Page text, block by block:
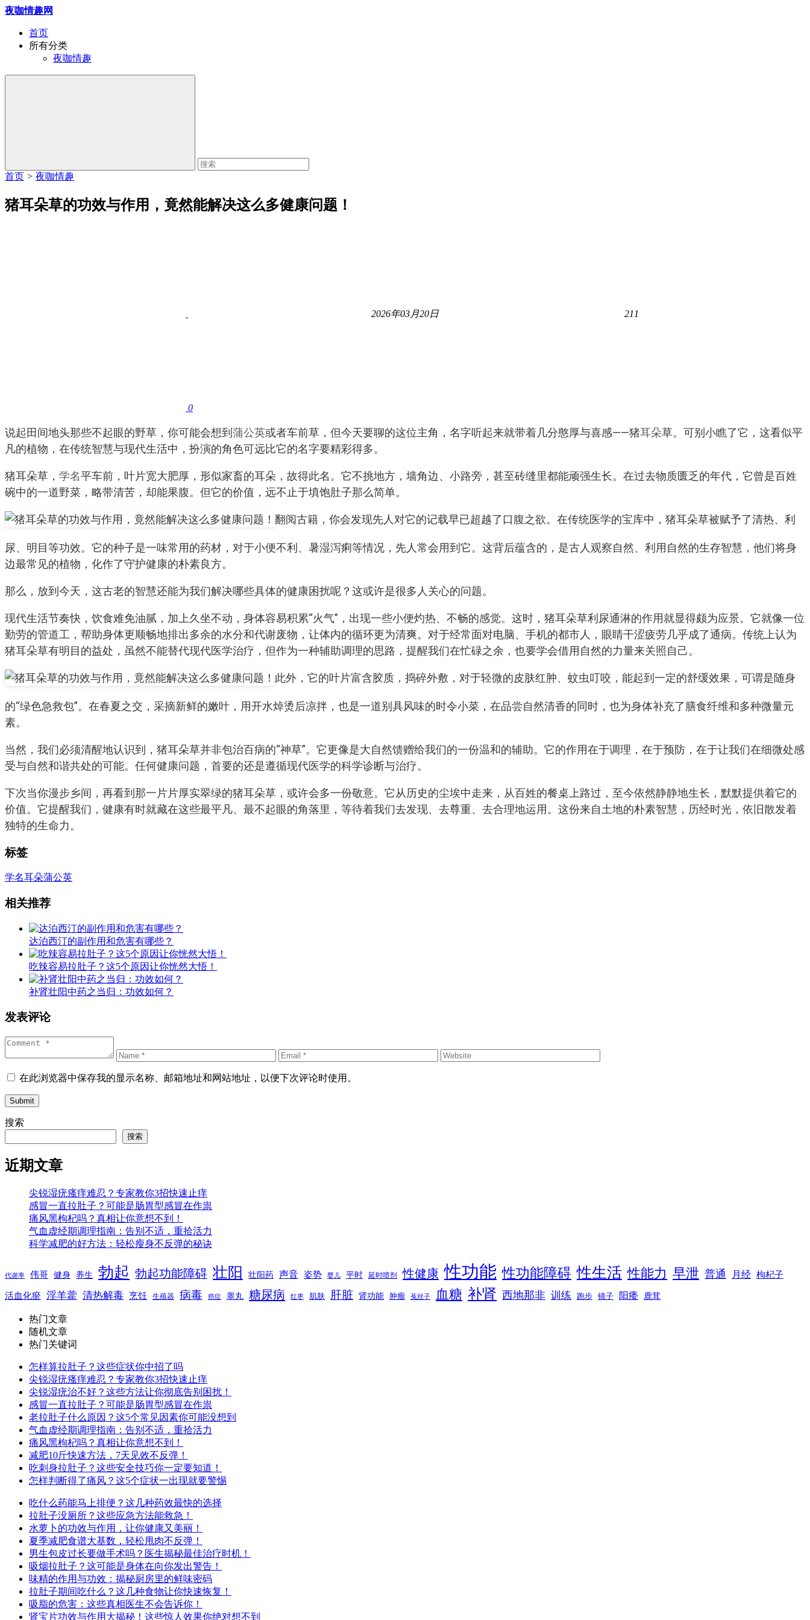
夜咖情趣网
首页
所有分类
夜咖情趣
首页 > 夜咖情趣
猪耳朵草的功效与作用，竟然能解决这么多健康问题！
2026年03月20日 211
0
说起田间地头那些不起眼的野草，你可能会想到蒲公英或者车前草，但今天要聊的这位主角，名字听起来就带着几分憨厚与喜感——猪耳朵草。可别小瞧了它，这看似平
凡的植物，在传统智慧与现代生活中，扮演的角色可远比它的名字要精彩得多。
猪耳朵草， 学名平车前，叶片宽大肥厚，形似家畜的耳朵，故得此名。它不挑地方，墙角边、小路旁，甚至砖缝里都能顽强生长。在过去物质匮乏的年代，它曾是百姓
碗中的一道野菜，略带清苦，却能果腹。但它的价值，远不止于填饱肚子那么简单。
翻阅古籍，你会发现先人对它的记载早已超越了口腹之欲。在传统医学的宝库中，猪耳朵草被赋予了清热、利
尿、明目等功效。它的种子是一味常用的药材，对于小便不利、暑湿泻痢等情况，先人常会用到它。这背后蕴含的，是古人观察自然、利用自然的生存智慧，他们将身
边最常见的植物，化作了守护健康的朴素良方。
那么，放到今天，这古老的智慧还能为我们解决哪些具体的健康困扰呢？这或许是很多人关心的问题。
现代生活节奏快，饮食难免油腻，加上久坐不动，身体容易积累“火气”，出现一些小便灼热、不畅的感觉。这时，猪耳朵草利尿通淋的作用就显得颇为应景。它就像一位
勤劳的管道工，帮助身体更顺畅地排出多余的水分和代谢废物，让体内的循环更为清爽。对于经常面对电脑、手机的都市人，眼睛干涩疲劳几乎成了通病。传统上认为
猪耳朵草有明目的益处，虽然不能替代现代医学治疗，但作为一种辅助调理的思路，提醒我们在忙碌之余，也要学会借用自然的力量来关照自己。
此外，它的叶片富含胶质，捣碎外敷，对于轻微的皮肤红肿、蚊虫叮咬，能起到一定的舒缓效果，可谓是随身
的“绿色急救包”。在春夏之交，采摘新鲜的嫩叶，用开水焯烫后凉拌，也是一道别具风味的时令小菜，在品尝自然清香的同时，也为身体补充了膳食纤维和多种微量元
素。
当然，我们必须清醒地认识到，猪耳朵草并非包治百病的“神草”。它更像是大自然馈赠给我们的一份温和的辅助。它的作用在于调理，在于预防，在于让我们在细微处感
受与自然和谐共处的可能。任何健康问题，首要的还是遵循现代医学的科学诊断与治疗。
下次当你漫步乡间，再看到那一片片厚实翠绿的猪耳朵草，或许会多一份敬意。它从历史的尘埃中走来，从百姓的餐桌上路过，至今依然静静地生长，默默提供着它的
价值。它提醒我们，健康有时就藏在这些最平凡、最不起眼的角落里，等待着我们去发现、去尊重、去合理地运用。这份来自土地的朴素智慧，历经时光，依旧散发着
独特的生命力。
标签
学名耳朵蒲公英
相关推荐
达泊西汀的副作用和危害有哪些？
吃辣容易拉肚子？这5个原因让你恍然大悟！
补肾壮阳中药之当归：功效如何？
发表评论
在此浏览器中保存我的显示名称、邮箱地址和网站地址，以便下次评论时使用。
Submit
搜索
搜索
近期文章
尖锐湿疣瘙痒难忍？专家教你3招快速止痒
感冒一直拉肚子？可能是肠胃型感冒在作祟
痛风黑枸杞吗？真相让你意想不到！
气血虚经期调理指南：告别不适，重拾活力
科学减肥的好方法：轻松瘦身不反弹的秘诀
代谢率 伟哥 健身 养生 勃起 勃起功能障碍 壮阳 壮阳药 声音 姿势 婴儿 平时 延时喷剂 性健康 性功能 性功能障碍 性生活 性能力 早泄 普通 月经 枸杞子
活血化瘀 淫羊藿 清热解毒 烹饪 生殖器 病毒 癌症 睾丸 糖尿病 红枣 肌肤 肝脏 肾功能 肿瘤 菟丝子 血糖 补肾 西地那非 训练 跑步 镜子 阳痿 鹿茸
热门文章
随机文章
热门关键词
怎样算拉肚子？这些症状你中招了吗
尖锐湿疣瘙痒难忍？专家教你3招快速止痒
尖锐湿疣治不好？这些方法让你彻底告别困扰！
感冒一直拉肚子？可能是肠胃型感冒在作祟
老拉肚子什么原因？这5个常见因素你可能没想到
气血虚经期调理指南：告别不适，重拾活力
痛风黑枸杞吗？真相让你意想不到！
减肥10斤快速方法，7天见效不反弹！
吃刺身拉肚子？这些安全技巧你一定要知道！
怎样判断得了痛风？这5个症状一出现就要警惕
吃什么药能马上排便？这几种药效最快的选择
拉肚子没厕所？这些应急方法能救急！
水萝卜的功效与作用，让你健康又美丽！
夏季减肥食谱大基数，轻松甩肉不反弹！
男生包皮过长要做手术吗？医生揭秘最佳治疗时机！
吸烟拉肚子？这可能是身体在向你发出警告！
味精的作用与功效：揭秘厨房里的鲜味密码
拉肚子期间吃什么？这几种食物让你快速恢复！
吸脂的危害：这些真相医生不会告诉你！
肾宝片功效与作用大揭秘！这些惊人效果你绝对想不到